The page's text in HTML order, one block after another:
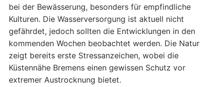
bei der Bewässerung, besonders für empfindliche
Kulturen. Die Wasserversorgung ist aktuell nicht
gefährdet, jedoch sollten die Entwicklungen in den
kommenden Wochen beobachtet werden. Die Natur
zeigt bereits erste Stressanzeichen, wobei die
Küstennähe Bremens einen gewissen Schutz vor
extremer Austrocknung bietet.